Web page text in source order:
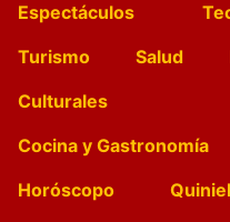
Espectáculos
Turismo
Salud
Culturales
Cocina y Gastronomía
Horóscopo